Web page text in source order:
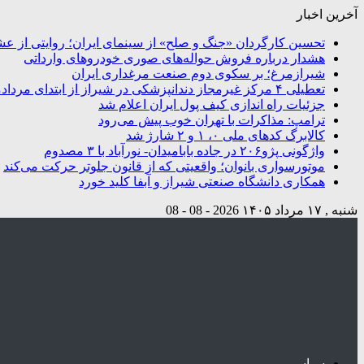
آخرین اخبار
تحسین کارگردان «جنگ و صلح» از سینمای ایران؛ روایتی از
هشدار درباره فروش حواله‌های صوری خودروهای وارداتی
شیرازمرغ؛ بر سکوی دوم صنعت مرغداری ایران
تعطیلی ۴ مرکز غیرمجاز دندانپزشکی در شیراز از ابتدای مردادماه تاکنون
جزئیات راه اندازی کیف پول ایران اعلام شد
ترامپ: مذاکرات با تهران خوب پیش می‌رود
کالابرگ کدهای ملی ۰، ۱ و ۲ شارژ شد
واژگونی پژو۲۰۶ در جاده بابامیدان- نورآباد با ۳ مصدوم
موتورسواری بانوان؛ واقعیتی که از قانون جلوتر حرکت می‌کند
همکاری دانشگاه صنعتی شیراز و آبفا کلید خورد
شنبه , ۱۷ مرداد ۱۴۰۵ 2026 - 08 - 08